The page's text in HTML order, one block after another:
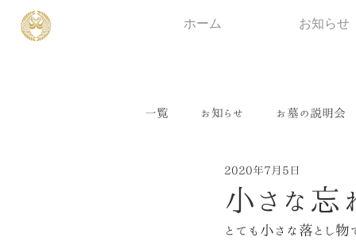
ホーム お知らせ
一覧 お知らせ お墓の説明会
小さな忘
2020年7月5日
とても小さな落とし物